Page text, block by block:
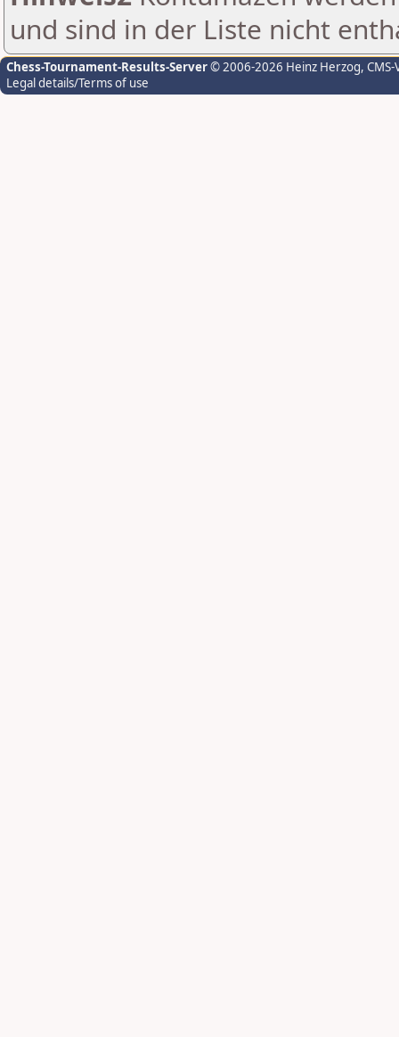
und sind in der Liste nicht
Chess-Tournament-Results-Server© 2006-2026 Heinz Herzog,
Legal details/Terms of use